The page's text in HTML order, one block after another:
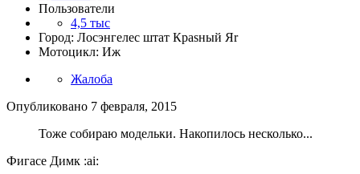
Пользователи
4,5 тыс
Город: Лосэнгелес штат Краsный Яr
Мотоцикл: Иж
Жалоба
Опубликовано 7 февраля, 2015
Тоже собираю модельки. Накопилось несколько...
Фигасе Димк :ai: